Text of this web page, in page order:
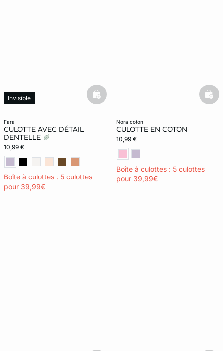
fara
CULOTTE AVEC DÉTAIL
DENTELLE
10,99 €
Boîte à culottes : 5 culottes
pour 39,99€
Invisible basketfull
nora coton
CULOTTE EN COTON
10,99 €
Boîte à culottes : 5 culottes
pour 39,99€